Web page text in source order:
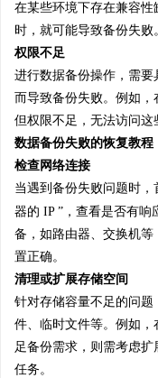
在某些环境下存在兼容
时，就可能导致备份失败
权限不足
进行数据备份操作，需
而导致备份失败。例如
但权限不足，无法访问
数据备份失败的恢复教程
检查网络连接
当遇到备份失败问题时
器的 IP ”，查看是否有
备，如路由器、交换机
置正确。
清理或扩展存储空间
针对存储容量不足的问
件、临时文件等。例如
足备份需求，则需考虑
任务。